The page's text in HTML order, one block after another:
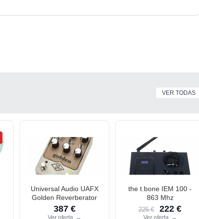
VER TODAS
Universal Audio UAFX
Golden Reverberator
387 €
Ver oferta →
the t.bone IEM 100 -
863 Mhz
225 € 222 €
Ver oferta →